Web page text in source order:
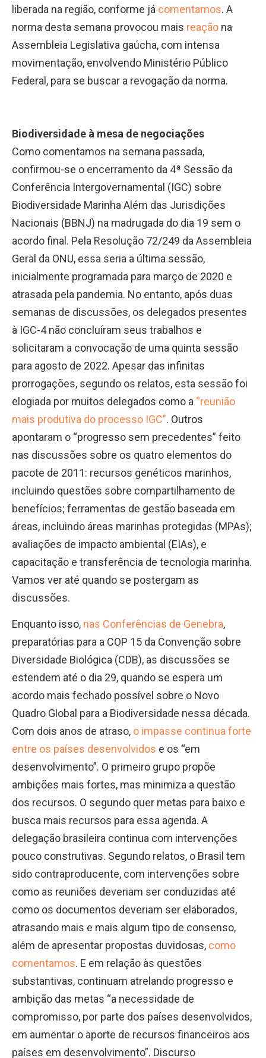
liberada na região, conforme já comentamos. A
norma desta semana provocou mais reação na
Assembleia Legislativa gaúcha, com intensa
movimentação, envolvendo Ministério Público
Federal, para se buscar a revogação da norma.
Biodiversidade à mesa de negociações
Como comentamos na semana passada,
confirmou-se o encerramento da 4ª Sessão da
Conferência Intergovernamental (IGC) sobre
Biodiversidade Marinha Além das Jurisdições
Nacionais (BBNJ) na madrugada do dia 19 sem o
acordo final. Pela Resolução 72/249 da Assembleia
Geral da ONU, essa seria a última sessão,
inicialmente programada para março de 2020 e
atrasada pela pandemia. No entanto, após duas
semanas de discussões, os delegados presentes
à IGC-4 não concluíram seus trabalhos e
solicitaram a convocação de uma quinta sessão
para agosto de 2022. Apesar das infinitas
prorrogações, segundo os relatos, esta sessão foi
elogiada por muitos delegados como a “reunião
mais produtiva do processo IGC”. Outros
apontaram o “progresso sem precedentes” feito
nas discussões sobre os quatro elementos do
pacote de 2011: recursos genéticos marinhos,
incluindo questões sobre compartilhamento de
benefícios; ferramentas de gestão baseada em
áreas, incluindo áreas marinhas protegidas (MPAs);
avaliações de impacto ambiental (EIAs), e
capacitação e transferência de tecnologia marinha.
Vamos ver até quando se postergam as
discussões.
Enquanto isso, nas Conferências de Genebra,
preparatórias para a COP 15 da Convenção sobre
Diversidade Biológica (CDB), as discussões se
estendem até o dia 29, quando se espera um
acordo mais fechado possível sobre o Novo
Quadro Global para a Biodiversidade nessa década.
Com dois anos de atraso, o impasse continua forte
entre os países desenvolvidos e os “em
desenvolvimento”. O primeiro grupo propõe
ambições mais fortes, mas minimiza a questão
dos recursos. O segundo quer metas para baixo e
busca mais recursos para essa agenda. A
delegação brasileira continua com intervenções
pouco construtivas. Segundo relatos, o Brasil tem
sido contraproducente, com intervenções sobre
como as reuniões deveriam ser conduzidas até
como os documentos deveriam ser elaborados,
atrasando mais e mais algum tipo de consenso,
além de apresentar propostas duvidosas, como
comentamos. E em relação às questões
substantivas, continuam atrelando progresso e
ambição das metas “a necessidade de
compromisso, por parte dos países desenvolvidos,
em aumentar o aporte de recursos financeiros aos
países em desenvolvimento”. Discurso